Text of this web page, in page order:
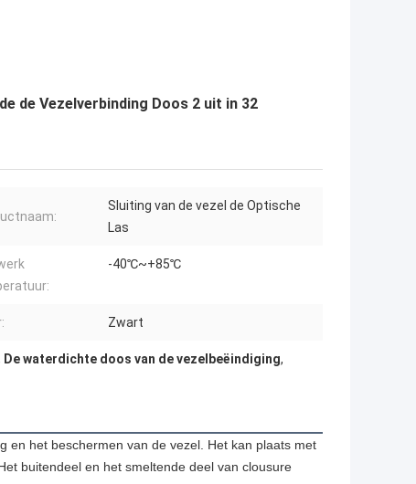
de Vezelverbinding Doos 2 uit in 32
Sluiting van de vezel de Optische
Las
-40℃~+85℃
Zwart
De waterdichte doos van de vezelbeëindiging,
en het beschermen van de vezel. Het kan plaats met
buitendeel en het smeltende deel van clousure